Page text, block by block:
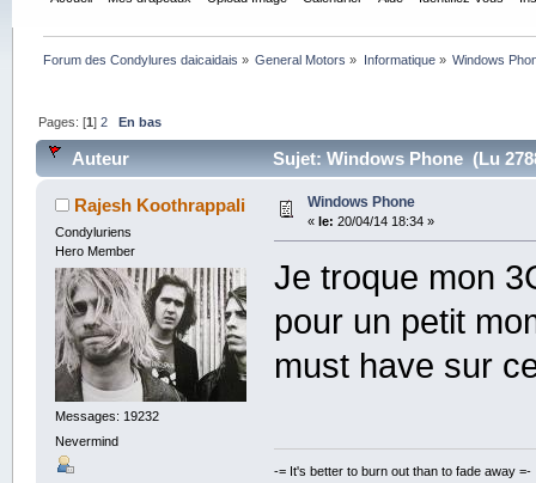
Forum des Condylures daicaidais » General Motors » Informatique» Windows
Pages: [1]2 En bas
Auteur Sujet: Windows Phone (Lu
Rajesh Koothrappali
Condyluriens
Hero Member
Messages: 19232
Nevermind
Windows Phone
« le: 20/04/14 18:34 »
Je troque mon
pour un petit
must have sur
-= It's better to burn out than to fade away =-